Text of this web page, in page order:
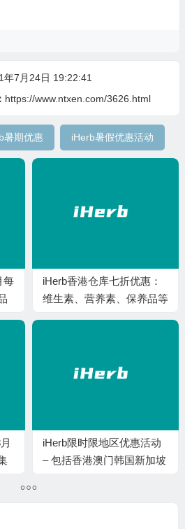
年7月24日 19:22:41
https://www.ntxen.com/3626.html
暑期优惠 iHerb暑假优惠活动
每
iHerb香港仓库七折优惠：
维生素、营养素、保养品等
iHerb限时限地区优惠活动
– 包括香港澳门韩国新加坡